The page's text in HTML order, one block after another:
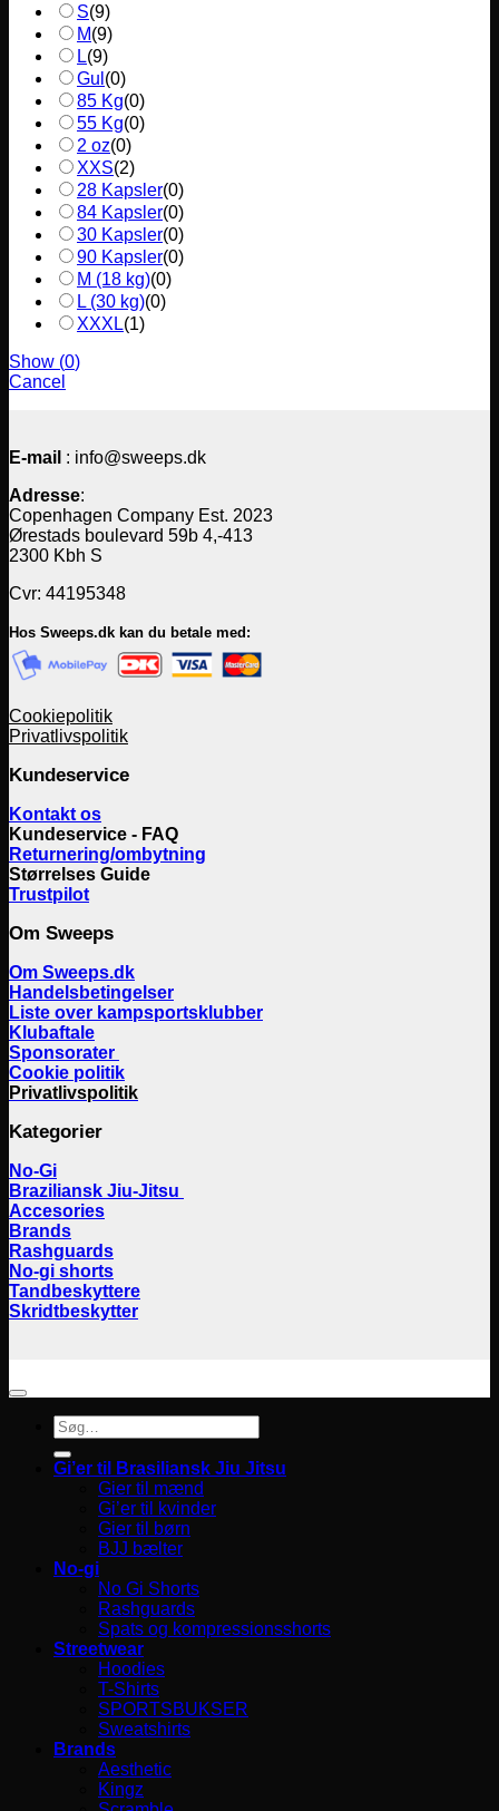
S(9)
M(9)
L(9)
Gul (0)
85 Kg(0)
55 Kg(0)
2 oz(0)
XXS(2)
28 Kapsler(0)
84 Kapsler(0)
30 Kapsler(0)
90 Kapsler(0)
M (18 kg)(0)
L (30 kg)(0)
XXXL(1)
Show (0)
Cancel
E-mail : info@sweeps.dk
Adresse:
Copenhagen Company Est. 2023
Ørestads boulevard 59b 4,-413
2300 Kbh S
Cvr: 44195348
Hos Sweeps.dk kan du betale med:
Cookiepolitik
Privatlivspolitik
Kundeservice
Kontakt os
Kundeservice - FAQ
Returnering/ombytning
Størrelses Guide
Trustpilot
Om Sweeps
Om Sweeps.dk
Handelsbetingelser
Liste over kampsportsklubber
Klubaftale
Sponsorater
Cookie politik
Privatlivspolitik
Kategorier
No-Gi
Braziliansk Jiu-Jitsu
Accesories
Brands
Rashguards
No-gi shorts
Tandbeskyttere
Skridtbeskytter
Søg
efter:
Gi’er til Brasiliansk Jiu Jitsu
Gier til mænd
Gi’er til kvinder
Gier til børn
BJJ bælter
No-gi
No Gi Shorts
Rashguards
Spats og kompressionsshorts
Streetwear
Hoodies
T-Shirts
SPORTSBUKSER
Sweatshirts
Brands
Aesthetic
Kingz